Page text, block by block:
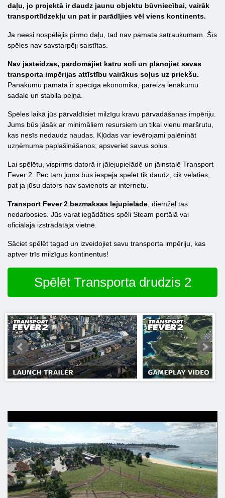
daļu, jo projektā ir daudz jaunu objektu būvniecībai, vairāk
transportlīdzekļu un pat ir parādījies vēl viens kontinents.
Ja neesi nospēlējis pirmo daļu, tad nav pamata satraukumam. Šīs
spēles nav savstarpēji saistītas.
Nav jāsteidzas, pārdomājiet katru soli un plānojiet savas
transporta impērijas attīstību vairākus soļus uz priekšu.
Panākumu pamatā ir spēcīga ekonomika, pareiza ienākumu
sadale un stabila peļņa.
Spēles laikā jūs pārvaldīsiet milzīgu kravu pārvadāšanas impēriju.
Jums būs jāsāk ar minimāliem resursiem un tikai vienu maršrutu,
kas nesīs nedaudz naudas. Kļūdas var ievērojami palēnināt
uzņēmuma paplašināšanos; apsveriet savus soļus.
Lai spēlētu, vispirms datorā ir jālejupielādē un jāinstalē Transport
Fever 2. Pēc tam jums būs iespēja spēlēt tik daudz, cik vēlaties,
pat ja jūsu dators nav savienots ar internetu.
Transport Fever 2 bezmaksas lejupielāde , diemžēl tas
nedarbosies. Jūs varat iegādāties spēli Steam portālā vai
oficiālajā izstrādātāja vietnē.
Sāciet spēlēt tagad un izveidojiet savu transporta impēriju, kas
aptver trīs milzīgus kontinentus!
Spēlēt Transporta drudzis 2